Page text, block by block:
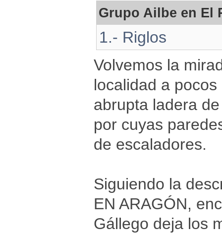
Grupo Ailbe en El
1.- Riglos
Volvemos la
localidad a
abrupta ladera
por cuyas
de escaladores.
Siguiendo la
EN ARAGÓN,
Gállego deja los